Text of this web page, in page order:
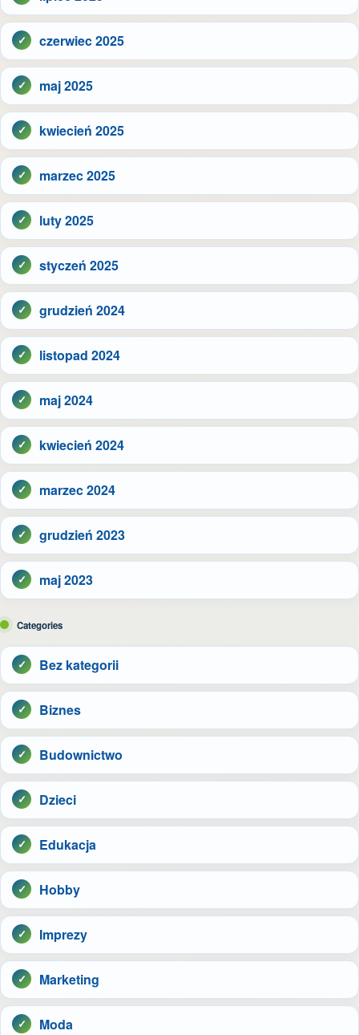
czerwiec 2025
maj 2025
kwiecień 2025
marzec 2025
luty 2025
styczeń 2025
grudzień 2024
listopad 2024
maj 2024
kwiecień 2024
marzec 2024
grudzień 2023
maj 2023
Categories
Bez kategorii
Biznes
Budownictwo
Dzieci
Edukacja
Hobby
Imprezy
Marketing
Moda